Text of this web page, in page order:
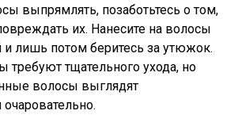
выпрямлять, позаботьтесь о том,
их. Нанесите на волосы
лишь потом беритесь за утюжок.
тщательного ухода, но
волосы выглядят
очаровательно.